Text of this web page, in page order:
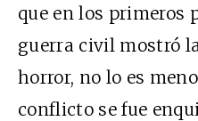
que en los primeros
guerra civil mostró
horror, no lo es
conflicto se fue